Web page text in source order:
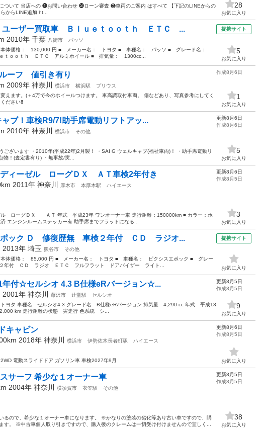
ついて 当店への ❶お問い合わせ ❷ローン審査 ❸車両のご案内 はすべて 【下記のLINEからの
からLINE追加 ht...
28
お気に入り
ユーザー買取車 Ｂｌｕｅｔｏｏｔｈ ＥＴＣ ...
2010年 千葉 八街市
パッソ
体価格： 130,000 円 ■ メーカー名： トヨタ ■ 車種名： パッソ ■ グレード名：
ｔｏｏｔｈ ＥＴＣ アルミホイール ■ 排気量： 1300cc...
提携サイト
5
お気に入り
ーフ 値引き有り
2009年 神奈川 横浜市 横浜駅
プリウス
えます。(＋4万で今のホイールつけます。 車高調取付車両。 傷などあり、写真参考にしてく
ださい‼️
作成8月6日
1
お気に入り
ブ！車検R9/7!助手席電動リフトアッ...
2010年 神奈川 横浜市
その他
ございます ・2010年(平成22年)2月製！ ・SAI G ウェルキャブ(福祉車両)！ ・助手席電動リ
物！(査定書有り) ・無事故/実...
更新8月6日
作成8月6日
5
お気に入り
ディーゼル ローグＤＸ ＡＴ車検2年付き
2011年 神奈川 厚木市 本厚木駅 ハイエース
ル ローグＤＸ ＡＴ 年式 平成23年 ワンオーナー車 走行距離：150000km ■ カラー：ホ
エンジンルームステッカー有 助手席までフラットになる...
更新8月6日
作成8月5日
3
お気に入り
ポック Ｄ 修復歴無 車検２年付 ＣＤ ラジオ...
2013年 埼玉 熊谷市
その他
体価格： 85,000 円 ■ メーカー名： トヨタ ■ 車種名： ピクシスエポック ■ グレー
年付 ＣＤ ラジオ ＥＴＣ フルフラット ドアバイザー ライト...
提携サイト
お気に入り
付☆セルシオ 4.3 B仕様eRバージョン☆...
2001年 神奈川 藤沢市 辻堂駅
セルシオ
ヨタ 車種名 セルシオ4.3 グレード名 B仕様eRバージョン 排気量 4,290 cc 年式 平成13
km 走行距離の状態 実走行 色系統 シ...
更新8月5日
作成8月5日
9
お気に入り
キャビン
2018年 神奈川 横浜市 伊勢佐木長者町駅 ハイエース
電動スライドドア ガソリン車 車検2027年9月
更新8月6日
作成8月5日
お気に入り
サーフ 希少な１オーナー車
2004年 神奈川 横須賀市 衣笠駅 その他
るので、希少な１オーナー車になります。 ※かなりの塗装の劣化等あり古い車ですので、購
す。 ※中古車個人取り引きですので、購入後のクレームは一切受け付けませんので宜しく...
更新8月5日
作成8月5日
38
お気に入り